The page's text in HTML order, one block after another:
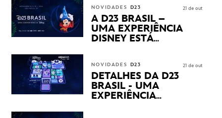
APRESENTAÇÕES E
PRODUTOS EXCLUSIVOS
NO TRANSAMÉRICA EXPO
CENTER EM SÃO PAULO
NOVIDADES D23
A D23 BRASIL –
UMA EXPERIÊNCIA
DISNEY ESTÁ
21 de out
NOVIDADES D23
DETALHES DA D23
BRASIL - UMA
EXPERIÊNCIA
21 de out